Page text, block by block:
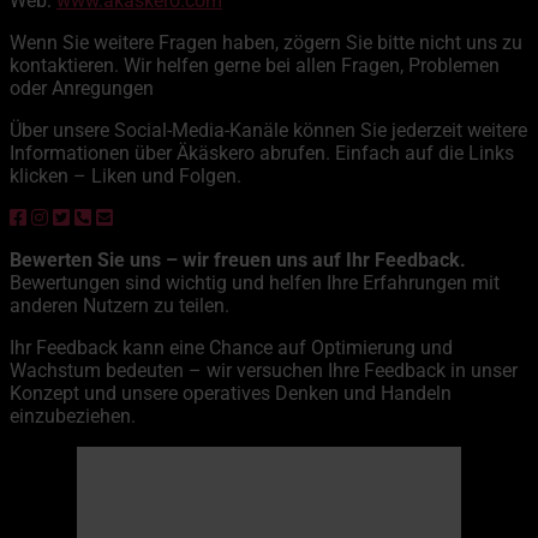
Wenn Sie weitere Fragen haben, zögern Sie bitte nicht uns zu
kontaktieren. Wir helfen gerne bei allen Fragen, Problemen
oder Anregungen
Über unsere Social-Media-Kanäle können Sie jederzeit weitere
Informationen über Äkäskero abrufen. Einfach auf die Links
klicken – Liken und Folgen.
Bewerten Sie uns – wir freuen uns auf Ihr Feedback.
Bewertungen sind wichtig und helfen Ihre Erfahrungen mit
anderen Nutzern zu teilen.
Ihr Feedback kann eine Chance auf Optimierung und
Wachstum bedeuten – wir versuchen Ihre Feedback in unser
Konzept und unsere operatives Denken und Handeln
einzubeziehen.